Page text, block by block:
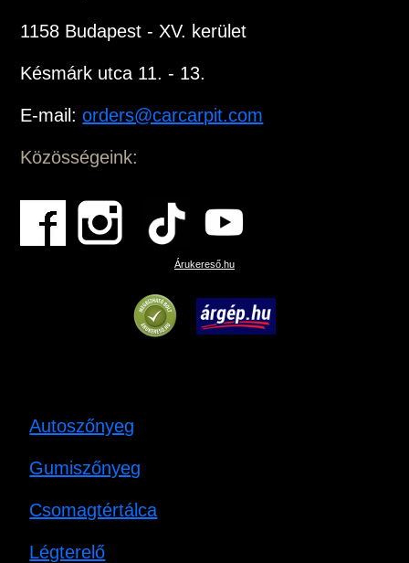
1158 Budapest - XV. kerület
Késmárk utca 11. - 13.
E-mail:orders@carcarpit.com
Közösségeink:
Árukereső.hu
Autoszőnyeg
Gumiszőnyeg
Csomagtértálca
Légterelő